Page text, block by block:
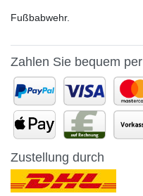
Fußbabwehr.
Zahlen Sie bequem per
Zustellung durch